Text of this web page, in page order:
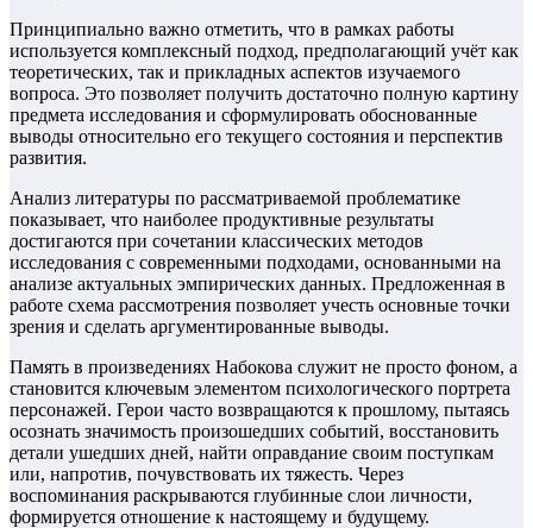
Принципиально важно отметить, что в рамках работы
используется комплексный подход, предполагающий учёт как
теоретических, так и прикладных аспектов изучаемого
вопроса. Это позволяет получить достаточно полную картину
предмета исследования и сформулировать обоснованные
выводы относительно его текущего состояния и перспектив
развития.
Анализ литературы по рассматриваемой проблематике
показывает, что наиболее продуктивные результаты
достигаются при сочетании классических методов
исследования с современными подходами, основанными на
анализе актуальных эмпирических данных. Предложенная в
работе схема рассмотрения позволяет учесть основные точки
зрения и сделать аргументированные выводы.
Память в произведениях Набокова служит не просто фоном, а
становится ключевым элементом психологического портрета
персонажей. Герои часто возвращаются к прошлому, пытаясь
осознать значимость произошедших событий, восстановить
детали ушедших дней, найти оправдание своим поступкам
или, напротив, почувствовать их тяжесть. Через
воспоминания раскрываются глубинные слои личности,
формируется отношение к настоящему и будущему.